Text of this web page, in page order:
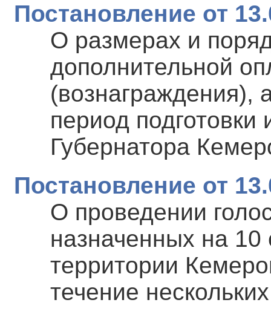
Постановление от
О размерах и
дополнительной
(вознаграждения),
период
Губернатора
Постановление от
О проведении
назначенных на 10
территории
течение